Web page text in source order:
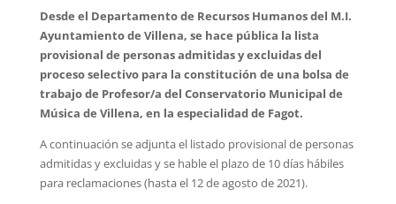
Desde el Departamento de Recursos Humanos del M.I.
Ayuntamiento de Villena, se hace pública la lista
provisional de personas admitidas y excluidas del
proceso selectivo para la constitución de una bolsa de
trabajo de Profesor/a del Conservatorio Municipal de
Música de Villena, en la especialidad de Fagot.
A continuación se adjunta el listado provisional de personas
admitidas y excluidas y se hable el plazo de 10 días hábiles
para reclamaciones (hasta el 12 de agosto de 2021).